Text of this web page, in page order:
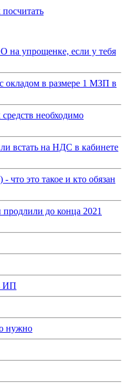
посчитать
на упрощенке, если у тебя
окладом в размере 1 МЗП в
необходимо
встать на НДС в кабинете
что это такое и кто обязан
до конца 2021
ИП
нужно